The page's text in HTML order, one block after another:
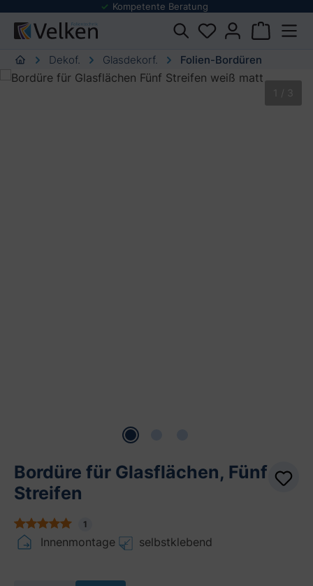
springen
Kompetente Beratung
Dekof. Glasdekorf. Folien-Bordüren
Bildergalerie überspringen
1 / 3
Bordüre für Glasflächen, Fünf
Streifen
1
Innenmontage selbstklebend